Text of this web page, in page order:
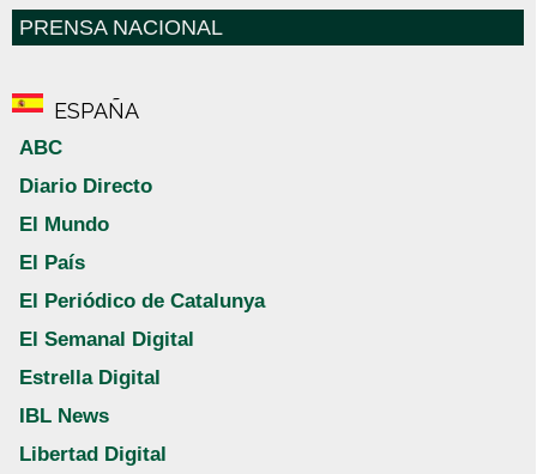
PRENSA NACIONAL
ESPAÑA
ABC
Diario Directo
El Mundo
El País
El Periódico de Catalunya
El Semanal Digital
Estrella Digital
IBL News
Libertad Digital